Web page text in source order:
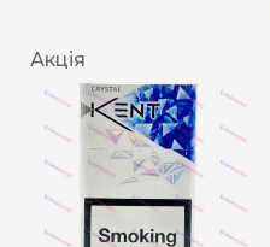
Акція